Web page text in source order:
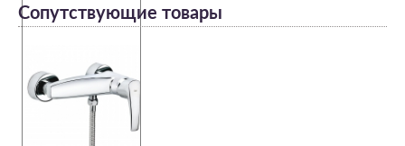
Сопутствующие товары